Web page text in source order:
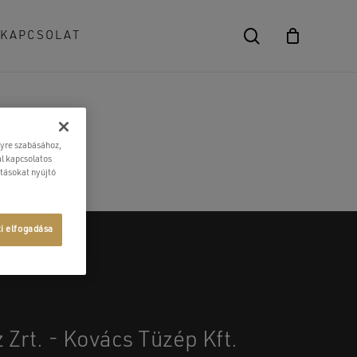
KAPCSOLAT search
Zrt. - Kovács Tüzép Kft.
szabásához,
kapcsolatos
nyújtó
elfogadása